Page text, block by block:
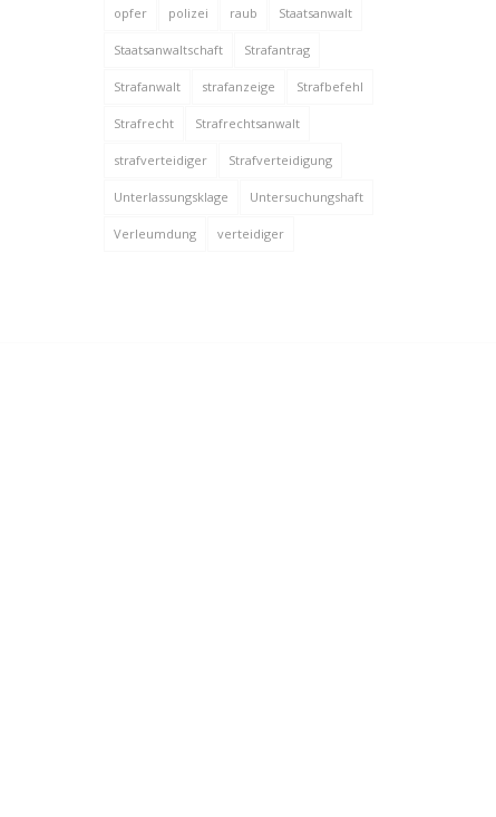
opfer polizei raub Staatsanwalt
Staatsanwaltschaft Strafantrag
Strafanwalt strafanzeige Strafbefehl
Strafrecht Strafrechtsanwalt
strafverteidiger Strafverteidigung
Unterlassungsklage Untersuchungshaft
Verleumdung verteidiger